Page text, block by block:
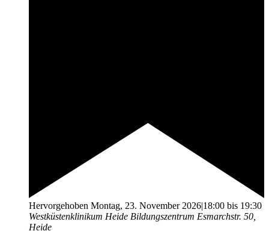
Hervorgehoben Montag, 23. November 2026|18:00 bis 19:30
Westküstenklinikum Heide Bildungszentrum Esmarchstr. 50,
Heide